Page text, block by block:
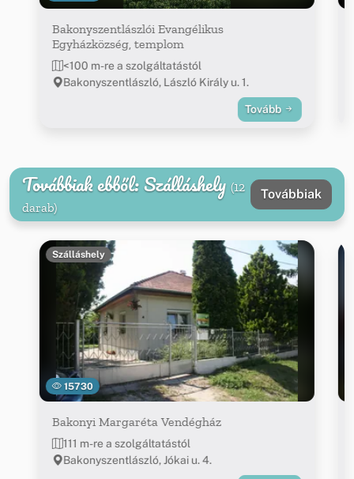
Bakonyszentlászlói Evangélikus
Egyházközség, templom
<100 m-re a szolgáltatástól
Bakonyszentlászló, László Király u. 1.
Tovább
Továbbiak ebből: Szálláshely (12
darab)
Továbbiak
15730
Szálláshely
Bakonyi Margaréta Vendégház
111 m-re a szolgáltatástól
Bakonyszentlászló, Jókai u. 4.